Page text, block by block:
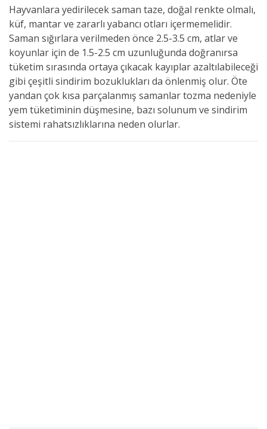
Hayvanlara yedirilecek saman taze, doğal renkte olmalı,
küf, mantar ve zararlı yabancı otları içermemelidir.
Saman sığırlara verilmeden önce 2.5-3.5 cm, atlar ve
koyunlar için de 1.5-2.5 cm uzunluğunda doğranırsa
tüketim sırasında ortaya çıkacak kayıplar azaltılabileceği
gibi çeşitli sindirim bozuklukları da önlenmiş olur. Öte
yandan çok kısa parçalanmış samanlar tozma nedeniyle
yem tüketiminin düşmesine, bazı solunum ve sindirim
sistemi rahatsızlıklarına neden olurlar.